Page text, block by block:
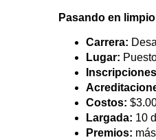
Pasando en limpio
Carrera:
Lugar:
Costos:
Largada: 10
Premios: